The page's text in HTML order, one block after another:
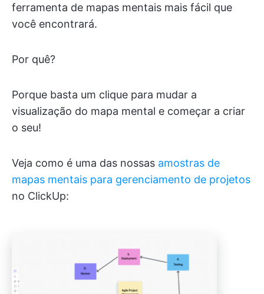
ferramenta de mapas mentais mais fácil que
você encontrará.
Por quê?
Porque basta um clique para mudar a
visualização do mapa mental e começar a criar
o seu!
Veja como é uma das nossas amostras de
mapas mentais para gerenciamento de projetos
no ClickUp: